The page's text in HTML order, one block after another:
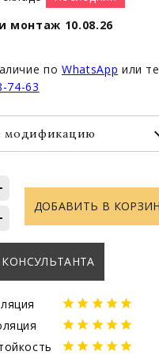
монтаж 10.08.26
по WhatsApp или
74-63
модификацию
ДОБАВИТЬ В